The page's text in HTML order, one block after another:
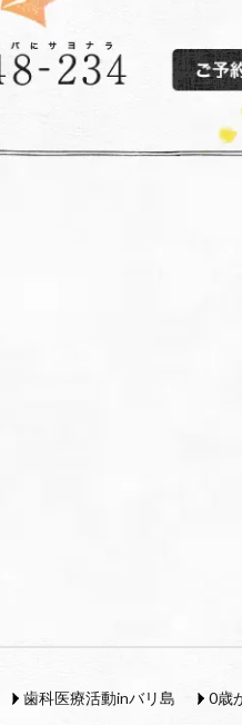
歯科医療活動inバリ島
0歳